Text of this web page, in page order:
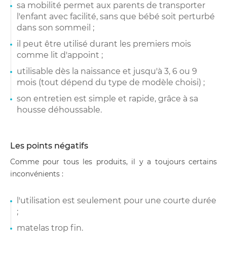
sa mobilité permet aux parents de transporter
l'enfant avec facilité, sans que bébé soit perturbé
dans son sommeil ;
il peut être utilisé durant les premiers mois
comme lit d'appoint ;
utilisable dès la naissance et jusqu'à 3, 6 ou 9
mois (tout dépend du type de modèle choisi) ;
son entretien est simple et rapide, grâce à sa
housse déhoussable.
Les points négatifs
Comme pour tous les produits, il y a toujours certains
inconvénients :
l'utilisation est seulement pour une courte durée
;
matelas trop fin.